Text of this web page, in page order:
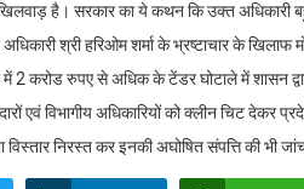
है। सरकार का ये कथन कि उक्त अधिकारी
श्री हरिओम शर्मा के भ्रष्टाचार के खिलाफ
में 2 करोड रुपए से अधिक के टेंडर घोटाले में शासन
एवं विभागीय अधिकारियों को क्लीन चिट देकर
निरस्त कर इनकी अघोषित संपत्ति की भी